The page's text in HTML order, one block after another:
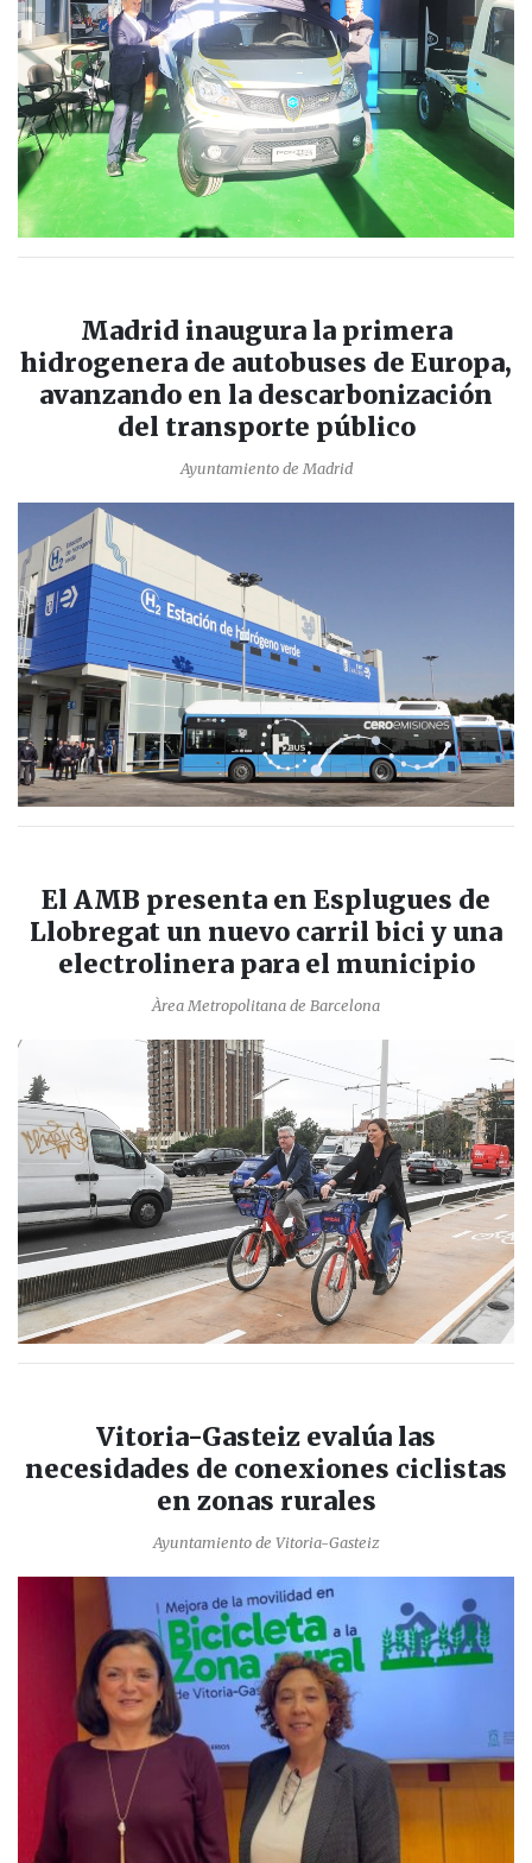
Madrid inaugura la primera
hidrogenera de autobuses de Europa,
avanzando en la descarbonización
del transporte público
Ayuntamiento de Madrid
El AMB presenta en Esplugues de
Llobregat un nuevo carril bici y una
electrolinera para el municipio
Àrea Metropolitana de Barcelona
Vitoria-Gasteiz evalúa las
necesidades de conexiones ciclistas
en zonas rurales
Ayuntamiento de Vitoria-Gasteiz